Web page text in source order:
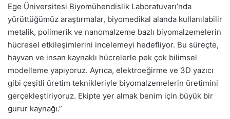
Ege Üniversitesi Biyomühendislik Laboratuvarı’nda
yürüttüğümüz araştırmalar, biyomedikal alanda kullanılabilir
metalik, polimerik ve nanomalzeme bazlı biyomalzemelerin
hücresel etkileşimlerini incelemeyi hedefliyor. Bu süreçte,
hayvan ve insan kaynaklı hücrelerle pek çok bilimsel
modelleme yapıyoruz. Ayrıca, elektroeğirme ve 3D yazıcı
gibi çeşitli üretim teknikleriyle biyomalzemelerin üretimini
gerçekleştiriyoruz. Ekipte yer almak benim için büyük bir
gurur kaynağı.”